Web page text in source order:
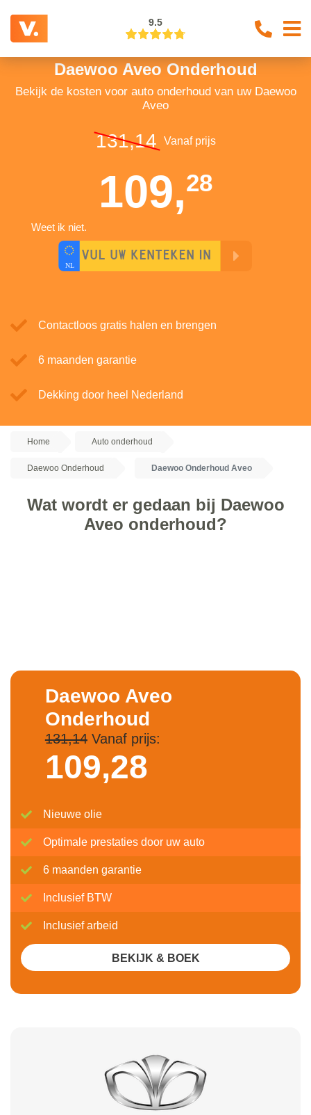
9.5
Daewoo Aveo Onderhoud
Bekijk de kosten voor auto onderhoud van uw Daewoo
Aveo
131,14 Vanaf prijs
109,28
Weet ik niet.
Contactloos gratis halen en brengen
6 maanden garantie
Dekking door heel Nederland
Home Auto onderhoud
Daewoo Onderhoud Daewoo Onderhoud Aveo
Wat wordt er gedaan bij Daewoo
Aveo onderhoud?
Daewoo Aveo
Onderhoud
131,14Vanaf prijs:
109,28
Nieuwe olie
Optimale prestaties door uw auto
6 maanden garantie
Inclusief BTW
Inclusief arbeid
BEKIJK & BOEK